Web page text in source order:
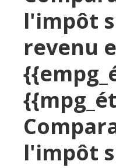
l'impôt
revenu
l'impôt